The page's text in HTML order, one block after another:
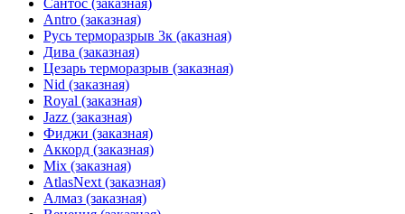
Сантос (заказная)
Antro (заказная)
Русь терморазрыв 3к (аказная)
Дива (заказная)
Цезарь терморазрыв (заказная)
Nid (заказная)
Royal (заказная)
Jazz (заказная)
Фиджи (заказная)
Аккорд (заказная)
Mix (заказная)
AtlasNext (заказная)
Алмаз (заказная)